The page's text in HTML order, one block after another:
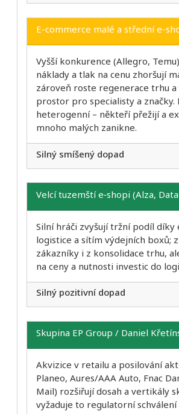
E-commerce malé a střední e-
Vyšší konkurence (Allegro,
náklady a tlak na cenu zhoršují
zároveň roste regenerace trhu a
prostor pro specialisty a značky.
heterogenní – někteří přežijí a
mnoho malých zanikne.
Silný smíšený dopad
Velcí tuzemští e‑shopi (Alza,
Silní hráči zvyšují tržní podíl
logistice a sítím výdejních boxů;
zákazníky i z konsolidace trhu,
na ceny a nutnosti investic do
Silný pozitivní dopad
Skupina EP Group / Daniel
Akvizice v retailu a posilování
Planeo, Aures/AAA Auto, Fnac
Mail) rozšiřují dosah a vertikály
vyžaduje to regulatorní schválení